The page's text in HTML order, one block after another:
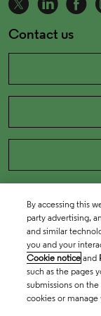
Contact us
By accessing this
party advertising,
and similar
you and your
Cookie notice and
such as the pages
submissions on
cookies or